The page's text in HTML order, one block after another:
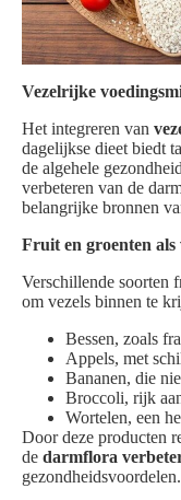
Vezelrijke
Het integreren van
dagelijkse dieet biedt
de algehele
verbeteren van de
belangrijke bronnen
Fruit en groenten als
Verschillende soorten
om vezels binnen te
Bessen, zoals
Appels, met
Bananen, die
Broccoli, rijk
Wortelen, een
Door deze producten
de darmflora
gezondheidsvoordelen.